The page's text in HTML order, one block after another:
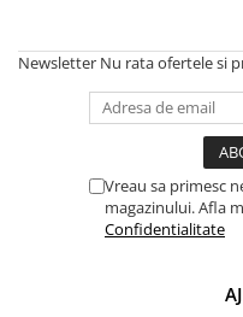
Newsletter Nu rata ofertele si
Vreau sa primesc
magazinului. Afla
Confidentialitate